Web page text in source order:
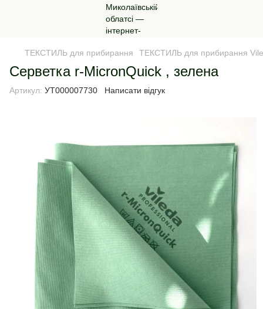
ТЕКСТИЛЬ для прибирання ТЕКСТИЛЬ для прибирання
Серветка r-MicronQuick , зелена
Артикул: УТ000007730 Написати відгук